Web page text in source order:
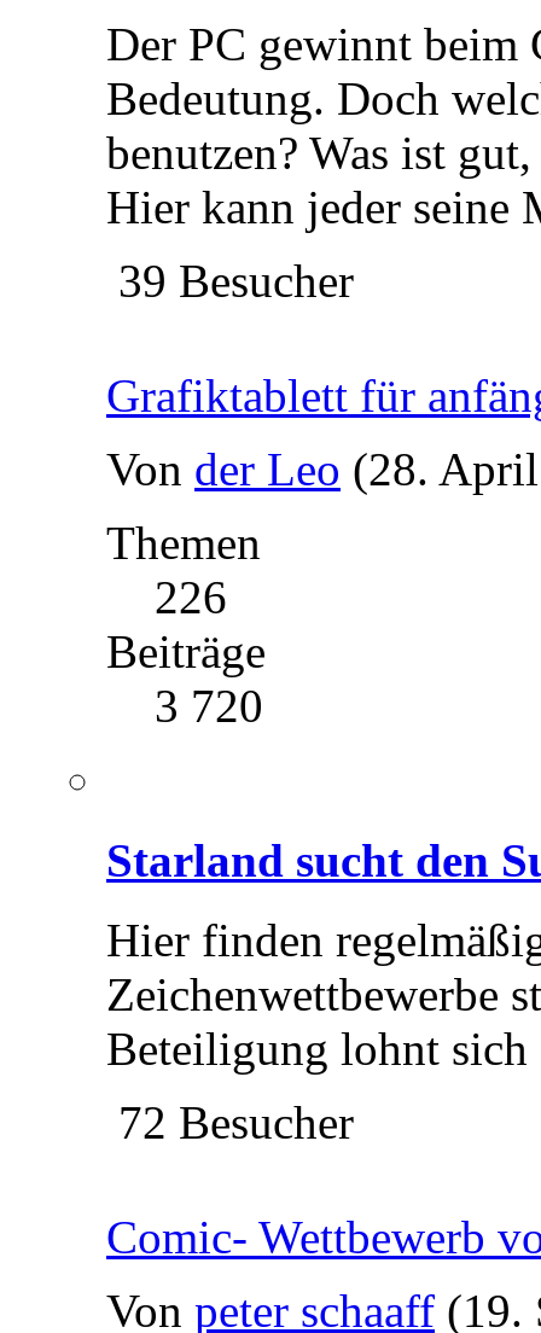
Der PC gewinnt beim
Bedeutung. Doch
benutzen? Was ist
Hier kann jeder seine
39 Besucher
Grafiktablett für
Von der Leo (28.
Themen
226
Beiträge
3 720
Starland sucht den
Hier finden
Zeichenwettbewerbe
Beteiligung lohnt
72 Besucher
Comic- Wettbewerb
Von peter schaaff (19.